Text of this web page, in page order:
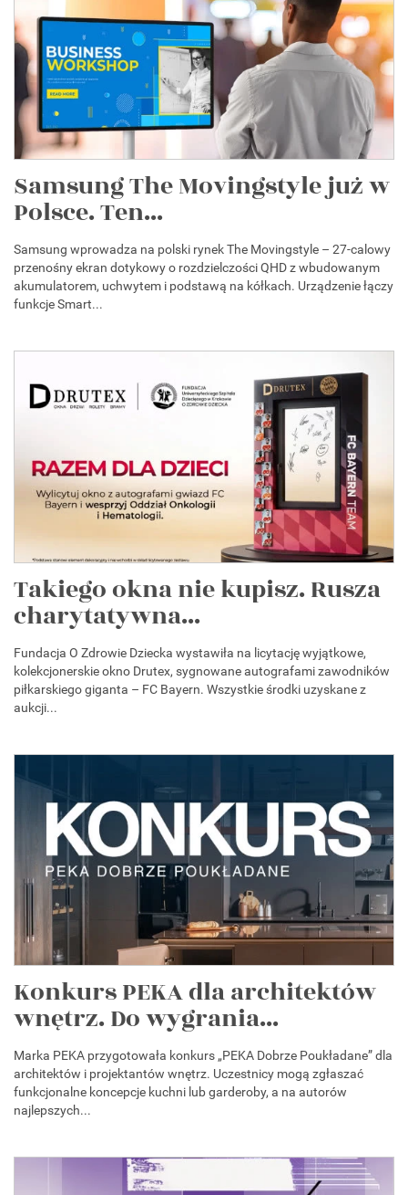
Samsung The Movingstyle już w
Polsce. Ten...
Samsung wprowadza na polski rynek The Movingstyle – 27-calowy
przenośny ekran dotykowy o rozdzielczości QHD z wbudowanym
akumulatorem, uchwytem i podstawą na kółkach. Urządzenie łączy
funkcje Smart...
Takiego okna nie kupisz. Rusza
charytatywna...
Fundacja O Zdrowie Dziecka wystawiła na licytację wyjątkowe,
kolekcjonerskie okno Drutex, sygnowane autografami zawodników
piłkarskiego giganta – FC Bayern. Wszystkie środki uzyskane z
aukcji...
Konkurs PEKA dla architektów
wnętrz. Do wygrania...
Marka PEKA przygotowała konkurs „PEKA Dobrze Poukładane” dla
architektów i projektantów wnętrz. Uczestnicy mogą zgłaszać
funkcjonalne koncepcje kuchni lub garderoby, a na autorów
najlepszych...